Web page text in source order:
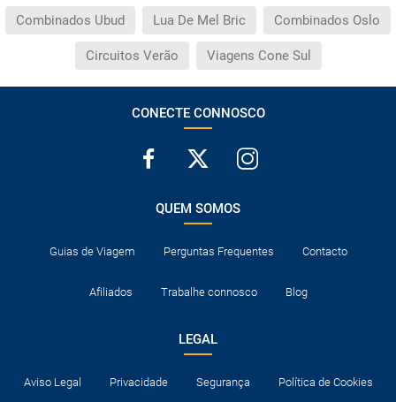
Combinados Ubud Lua De Mel Bric Combinados Oslo
Circuitos Verão Viagens Cone Sul
CONECTE CONNOSCO
QUEM SOMOS
Guias de Viagem Perguntas Frequentes Contacto
Afiliados Trabalhe connosco Blog
LEGAL
Aviso Legal Privacidade Segurança Política de Cookies